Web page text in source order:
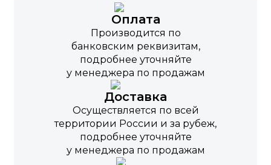
Оплата
Производится по
банковским реквизитам,
подробнее уточняйте
у менеджера по продажам
Доставка
Осуществляется по всей
территории России и за рубеж,
подробнее уточняйте
у менеджера по продажам